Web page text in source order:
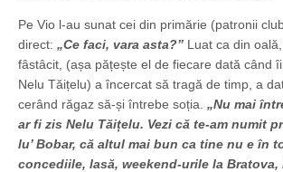
Pe Vio l-au sunat cei din primărie (patronii
direct: „Ce faci, vara asta?” Luat ca din
fâstâcit, (așa pățește el de fiecare dată când îi
Nelu Tăițelu) a încercat să tragă de timp, a
cerând răgaz să-și întrebe soția. „Nu mai
ar fi zis Nelu Tăițelu. Vezi că te-am numit
lu’ Bobar, că altul mai bun ca tine nu e în
concediile, lasă, weekend-urile la